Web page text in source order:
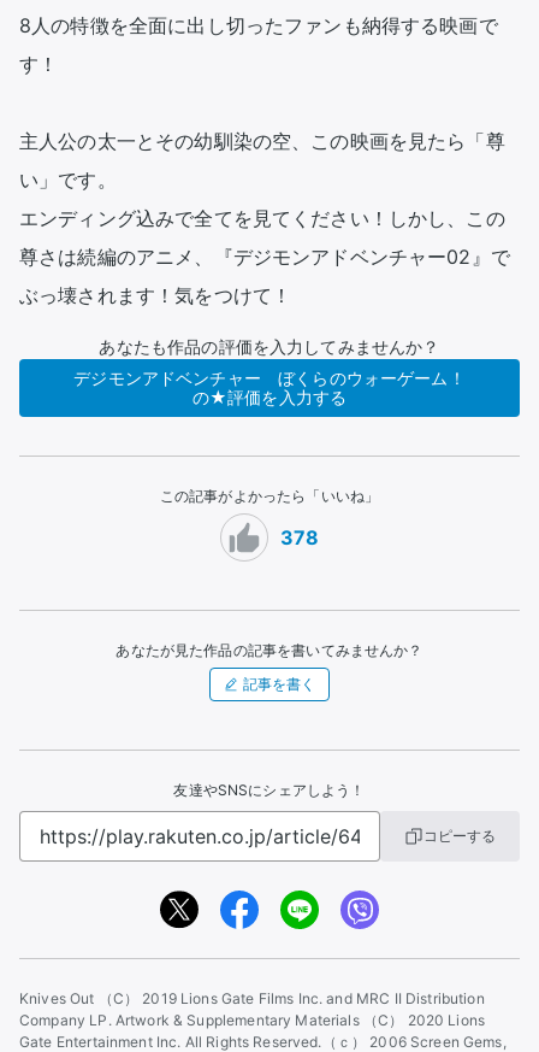
8人の特徴を全面に出し切ったファンも納得する映画で
す！
主人公の太一とその幼馴染の空、この映画を見たら「尊
い」です。
エンディング込みで全てを見てください！しかし、この
尊さは続編のアニメ、『デジモンアドベンチャー02』で
ぶっ壊されます！気をつけて！
あなたも作品の評価を入力してみませんか？
デジモンアドベンチャー ぼくらのウォーゲーム！
の★評価を入力する
この記事がよかったら「いいね」
378
あなたが見た作品の記事を書いてみませんか？
記事を書く
友達やSNSにシェアしよう！
コピーする
Knives Out （C） 2019 Lions Gate Films Inc. and MRC II Distribution
Company LP. Artwork & Supplementary Materials （C） 2020 Lions
Gate Entertainment Inc. All Rights Reserved. （ｃ） 2006 Screen Gems,